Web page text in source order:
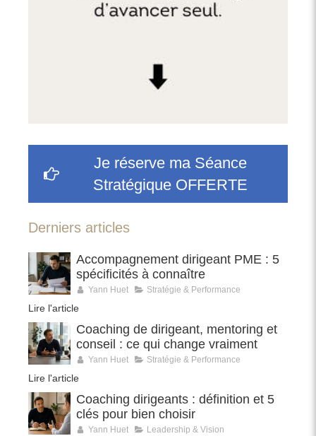
Je réserve ma Séance
Stratégique OFFERTE
Derniers articles
Accompagnement dirigeant PME : 5
spécificités à connaître
Yann Huet Stratégie & Performance
Lire l'article
Coaching de dirigeant, mentoring et
conseil : ce qui change vraiment
Yann Huet Stratégie & Performance
Lire l'article
Coaching dirigeants : définition et 5
clés pour bien choisir
Yann Huet Leadership & Vision